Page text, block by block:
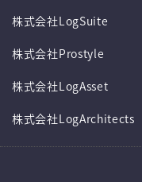
株式会社LogSuite
株式会社Prostyle
株式会社LogAsset
株式会社LogArchitects